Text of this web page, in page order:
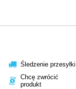
Śledzenie przesyłki
Chcę zwrócić
produkt